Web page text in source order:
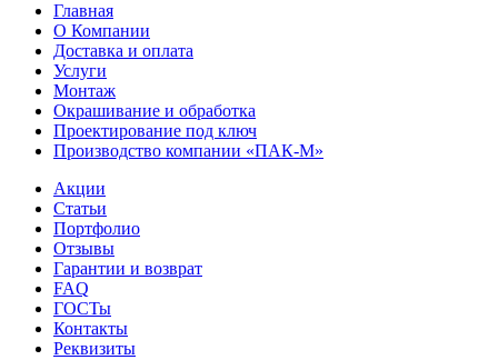
Главная
О Компании
Доставка и оплата
Услуги
Монтаж
Окрашивание и обработка
Проектирование под ключ
Производство компании «ПАК-М»
Акции
Статьи
Портфолио
Отзывы
Гарантии и возврат
FAQ
ГОСТы
Контакты
Реквизиты